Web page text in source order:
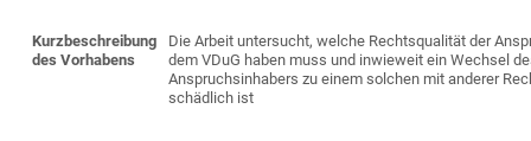
Kurzbeschreibung
des Vorhabens
Die Arbeit untersucht, welche Rechtsqualität der
dem VDuG haben muss und inwieweit ein Wechsel
Anspruchsinhabers zu einem solchen mit anderer
schädlich ist